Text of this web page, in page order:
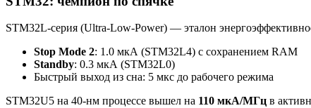
STM32L-серия (Ultra-Low-Power) — эталон
Stop Mode 2: 1.0 мкА (STM32L4) с сохранением RAM
Standby: 0.3 мкА (STM32L0)
Быстрый выход из сна: 5 мкс до рабочего режима
STM32U5 на 40-нм процессе вышел на 110 мкА/МГц в